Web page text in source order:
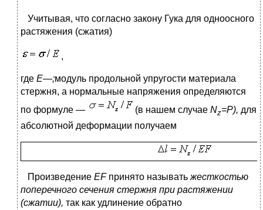
Учитывая, что согласно закону Гука для одноосного
растяжения (сжатия)
,
где Е—;модуль продольной упругости материала
стержня, а нормальные напряжения определяются
по формуле — (в нашем случае Nz=P), для
абсолютной деформации получаем
Произведение EF принято называтьжесткостью
поперечного сечения стержня при растяжении
(сжатии), так как удлинение обратно